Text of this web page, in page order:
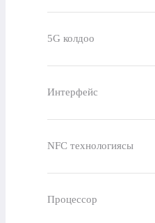
5G колдоо
Интерфейс
NFC технологиясы
Процессор